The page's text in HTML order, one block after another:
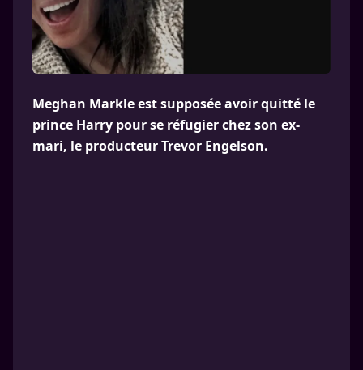
Meghan Markle est supposée avoir quitté le
prince Harry pour se réfugier chez son ex-
mari, le producteur Trevor Engelson.